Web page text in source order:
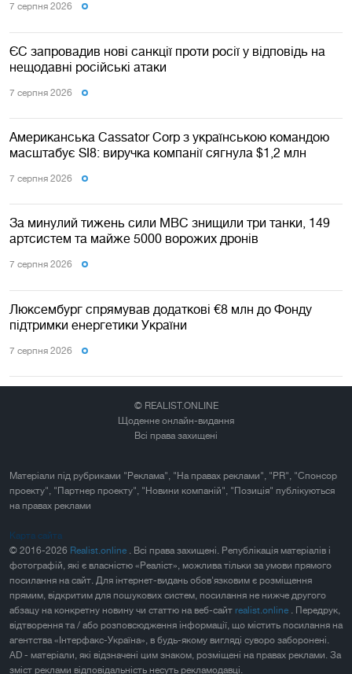
7 серпня 2026
ЄС запровадив нові санкції проти росії у відповідь на
нещодавні російські атаки
7 серпня 2026
Американська Cassator Corp з українською командою
масштабує SI8: виручка компанії сягнула $1,2 млн
7 серпня 2026
За минулий тижень сили МВС знищили три танки, 149
артсистем та майже 5000 ворожих дронів
7 серпня 2026
Люксембург спрямував додаткові €8 млн до Фонду
підтримки енергетики України
7 серпня 2026
© REALIST.ONLINE
Щоденне онлайн-видання
Всі права захищені
Матеріали під рубриками "Реклама", "На правах реклами", "PR", "Спонсор
проекту", "Партнер проекту", "Новини компаній", "Позиція" публікуються
на правах реклами
Карта сайта
© 2016-2026 Realist.online . Всі права захищені. Републікація матеріалів і
фотографій, які є власністю «Реаліст», можлива тільки за умови прямого
посилання на сайт. Для інтернет-видань обов'язковим є розміщення
прямим, відкритим для пошукових систем, посилання не нижче другого
абзацу на конкретну новину чи статтю на веб-сайт realist.online . Передрук,
відтворення та / або розповсюдження інформації, що містить посилання на
агентства «Інтерфакс-Україна», в будь-якому вигляді суворо заборонені.
AD - матеріали, які відзначені цим знаком, розміщені на правах реклами. За
зміст реклами відповідальність несуть рекламодавці.